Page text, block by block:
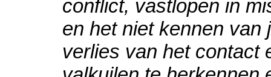
conflict, vastlopen in
en het niet kennen van
verlies van het contact